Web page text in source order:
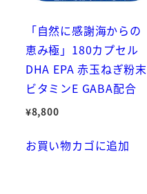
「自然に感謝海からの
恵み極」180カプセル
DHA EPA 赤玉ねぎ粉末
ビタミンE GABA配合
¥8,800
お買い物カゴに追加